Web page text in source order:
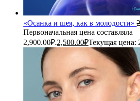
«Осанка и шея, как в молодости»
Первоначальная цена составляла
2,900.00₽.2,500.00₽Текущая цена: